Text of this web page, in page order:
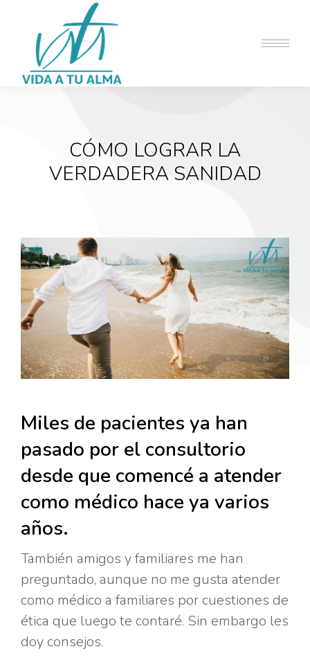
CÓMO LOGRAR LA
VERDADERA SANIDAD
Miles de pacientes ya han
pasado por el consultorio
desde que comencé a atender
como médico hace ya varios
años.
También amigos y familiares me han
preguntado, aunque no me gusta atender
como médico a familiares por cuestiones de
ética que luego te contaré. Sin embargo les
doy consejos.